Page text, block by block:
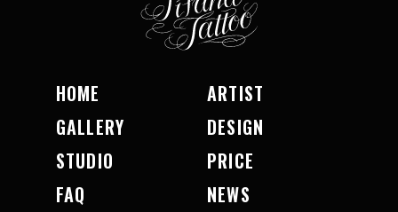
HOME
ARTIST
GALLERY
DESIGN
STUDIO
PRICE
FAQ
NEWS